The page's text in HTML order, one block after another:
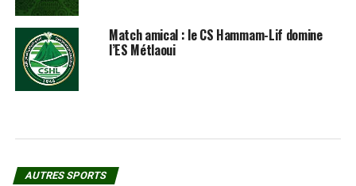
Match amical : le CS Hammam-Lif domine
l’ES Métlaoui
AUTRES SPORTS